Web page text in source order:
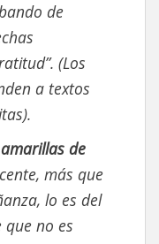
de
(Los
a textos
de
más que
lo es del
no es